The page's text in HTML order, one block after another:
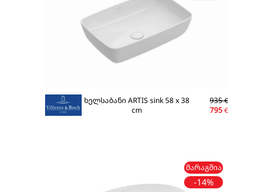
ხელსაბანი ARTIS sink 58 x 38
cm
935€
795 €
ᲛᲐᲠᲐᲒᲨᲘᲐ
-14%